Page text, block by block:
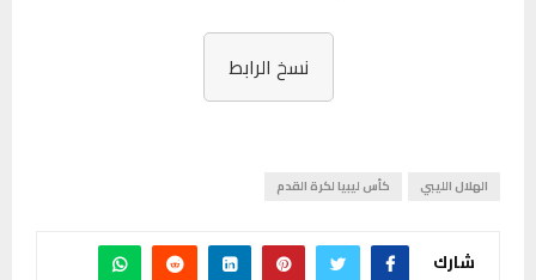
نسخ الرابط
الهلال الليبي كأس ليبيا لكرة القدم
شارك